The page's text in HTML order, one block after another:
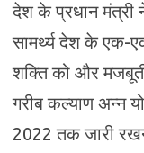
देश के प्रधान मंत्री
सामर्थ्य देश के एक-
शक्ति को और
गरीब कल्याण अन्न
2022 तक जारी